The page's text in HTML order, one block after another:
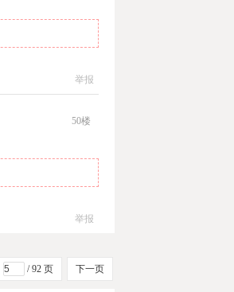
举报
50楼
举报
/ 92 页 下一页